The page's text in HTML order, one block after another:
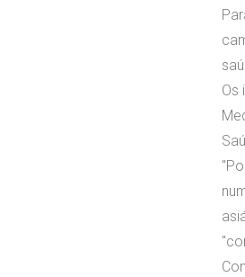
Os